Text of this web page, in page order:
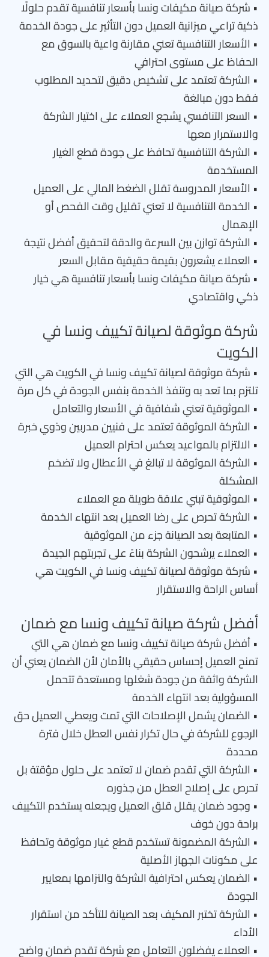
• شركة صيانة مكيفات ونسا بأسعار تنافسية تقدم حلولًا
ذكية تراعي ميزانية العميل دون التأثير على جودة الخدمة
• الأسعار التنافسية تعني مقارنة واعية بالسوق مع
الحفاظ على مستوى احترافي
• الشركة تعتمد على تشخيص دقيق لتحديد المطلوب
فقط دون مبالغة
• السعر التنافسي يشجع العملاء على اختيار الشركة
والاستمرار معها
• الشركة التنافسية تحافظ على جودة قطع الغيار
المستخدمة
• الأسعار المدروسة تقلل الضغط المالي على العميل
• الخدمة التنافسية لا تعني تقليل وقت الفحص أو
الإهمال
• الشركة توازن بين السرعة والدقة لتحقيق أفضل نتيجة
• العملاء يشعرون بقيمة حقيقية مقابل السعر
• شركة صيانة مكيفات ونسا بأسعار تنافسية هي خيار
ذكي واقتصادي
شركة موثوقة لصيانة تكييف ونسا في
الكويت
• شركة موثوقة لصيانة تكييف ونسا في الكويت هي التي
تلتزم بما تعد به وتنفذ الخدمة بنفس الجودة في كل مرة
• الموثوقية تعني شفافية في الأسعار والتعامل
• الشركة الموثوقة تعتمد على فنيين مدربين وذوي خبرة
• الالتزام بالمواعيد يعكس احترام العميل
• الشركة الموثوقة لا تبالغ في الأعطال ولا تضخم
المشكلة
• الموثوقية تبني علاقة طويلة مع العملاء
• الشركة تحرص على رضا العميل بعد انتهاء الخدمة
• المتابعة بعد الصيانة جزء من الموثوقية
• العملاء يرشحون الشركة بناءً على تجربتهم الجيدة
• شركة موثوقة لصيانة تكييف ونسا في الكويت هي
أساس الراحة والاستقرار
أفضل شركة صيانة تكييف ونسا مع ضمان
• أفضل شركة صيانة تكييف ونسا مع ضمان هي التي
تمنح العميل إحساس حقيقي بالأمان لأن الضمان يعني أن
الشركة واثقة من جودة شغلها ومستعدة تتحمل
المسؤولية بعد انتهاء الخدمة
• الضمان يشمل الإصلاحات التي تمت ويعطي العميل حق
الرجوع للشركة في حال تكرار نفس العطل خلال فترة
محددة
• الشركة التي تقدم ضمان لا تعتمد على حلول مؤقتة بل
تحرص على إصلاح العطل من جذوره
• وجود ضمان يقلل قلق العميل ويجعله يستخدم التكييف
براحة دون خوف
• الشركة المضمونة تستخدم قطع غيار موثوقة وتحافظ
على مكونات الجهاز الأصلية
• الضمان يعكس احترافية الشركة والتزامها بمعايير
الجودة
• الشركة تختبر المكيف بعد الصيانة للتأكد من استقرار
الأداء
• العملاء يفضلون التعامل مع شركة تقدم ضمان واضح